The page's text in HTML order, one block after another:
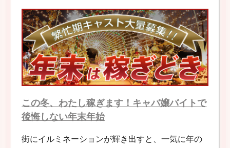
この冬、わたし稼ぎます！キャバ嬢バイトで
後悔しない年末年始
街にイルミネーションが輝き出すと、一気に年の